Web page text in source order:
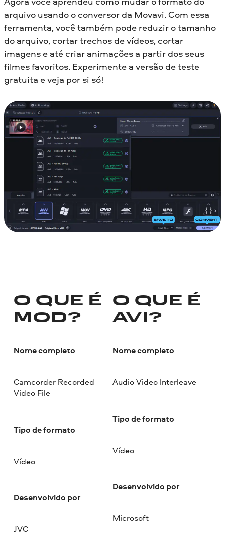
arquivo usando o conversor da Movavi. Com essa
ferramenta, você também pode reduzir o tamanho
do arquivo, cortar trechos de vídeos, cortar
imagens e até criar animações a partir dos seus
filmes favoritos. Experimente a versão de teste
gratuita e veja por si só!
O QUE É
MOD?
Nome completo
Camcorder Recorded
Video File
Tipo de formato
Vídeo
Desenvolvido por
JVC
O QUE É
AVI?
Nome completo
Audio Video Interleave
Tipo de formato
Vídeo
Desenvolvido por
Microsoft